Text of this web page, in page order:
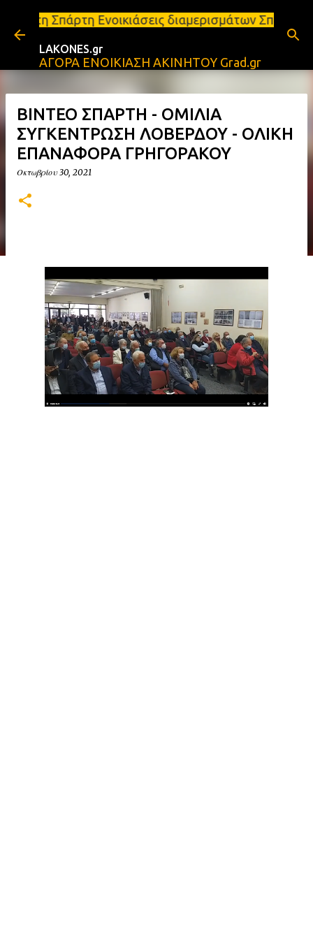
Μετάβαση στο κύριο περιεχόμενο
διαμερισμάτων Σπάρτη και
LAKONES.gr
ΑΓΟΡΑ ΕΝΟΙΚΙΑΣΗ ΑΚΙΝΗΤΟΥ Grad.gr
ΒΙΝΤΕΟ ΣΠΑΡΤΗ - ΟΜΙΛΙΑ
ΣΥΓΚΕΝΤΡΩΣΗ ΛΟΒΕΡΔΟΥ - ΟΛΙΚΗ
ΕΠΑΝΑΦΟΡΑ ΓΡΗΓΟΡΑΚΟΥ
Οκτωβρίου 30, 2021